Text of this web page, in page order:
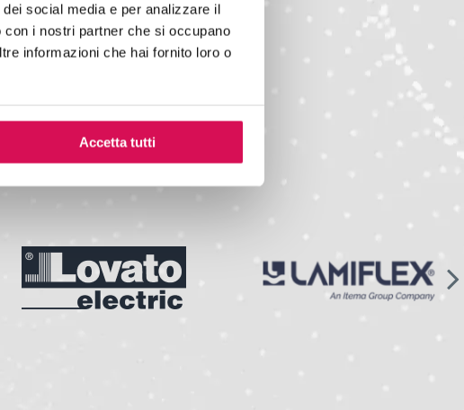
social media e per analizzare il
i nostri partner che si occupano
informazioni che hai fornito loro o
Accetta tutti